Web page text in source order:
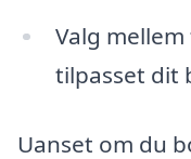
Valg
tilpasset dit
Uanset om du